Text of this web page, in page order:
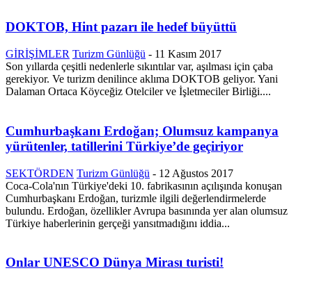
DOKTOB, Hint pazarı ile hedef büyüttü
GİRİŞİMLER Turizm Günlüğü - 11 Kasım 2017
Son yıllarda çeşitli nedenlerle sıkıntılar var, aşılması için çaba
gerekiyor. Ve turizm denilince aklıma DOKTOB geliyor. Yani
Dalaman Ortaca Köyceğiz Otelciler ve İşletmeciler Birliği....
Cumhurbaşkanı Erdoğan; Olumsuz kampanya
yürütenler, tatillerini Türkiye’de geçiriyor
SEKTÖRDEN Turizm Günlüğü - 12 Ağustos 2017
Coca-Cola'nın Türkiye'deki 10. fabrikasının açılışında konuşan
Cumhurbaşkanı Erdoğan, turizmle ilgili değerlendirmelerde
bulundu. Erdoğan, özellikler Avrupa basınında yer alan olumsuz
Türkiye haberlerinin gerçeği yansıtmadığını iddia...
Onlar UNESCO Dünya Mirası turisti!